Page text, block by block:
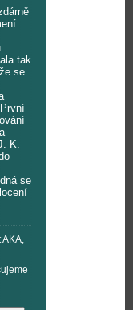
tak
se
K.
se
AKA,